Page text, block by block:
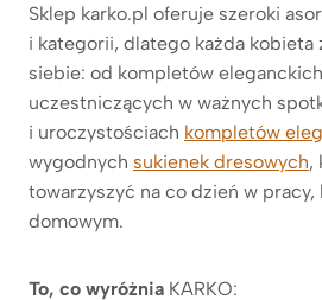
Sklep karko.pl oferuje szeroki
i kategorii, dlatego każda kobieta
siebie: od kompletów
uczestniczących w ważnych
i uroczystościach kompletów
wygodnych sukienek dresowych,
towarzyszyć na co dzień w pracy,
domowym.
To, co wyróżnia KARKO: